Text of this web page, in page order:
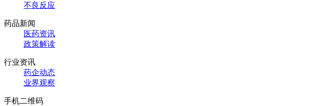
不良反应
药品新闻
医药资讯
政策解读
行业资讯
药企动态
业界观察
手机二维码